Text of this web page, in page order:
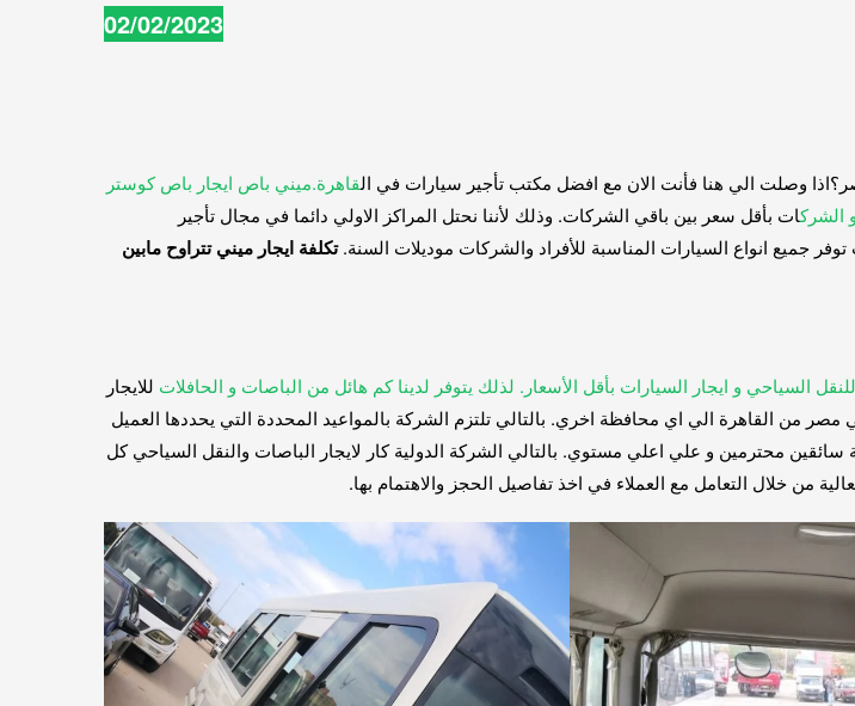
02/02/2023
قاهرة.ميني باص ايجار باص كوستر
الشركات بأقل سعر بين باقي الشركات. وذلك لأننا نحتل المراكز الاولي دائما في مجال تأجير
جميع انواع السيارات المناسبة للأفراد والشركات موديلات السنة.تكلفة ايجار ميني تتراوح مابين
السياحي و ايجار السيارات بأقل الأسعار. لذلك يتوفر لدينا كم هائل من الباصات و الحافلات للايجار
من القاهرة الي اي محافظة اخري. بالتالي تلتزم الشركة بالمواعيد المحددة التي يحددها العميل
محترمين و علي اعلي مستوي. بالتالي الشركة الدولية كار لايجار الباصات والنقل السياحي كل
من خلال التعامل مع العملاء في اخذ تفاصيل الحجز والاهتمام بها.